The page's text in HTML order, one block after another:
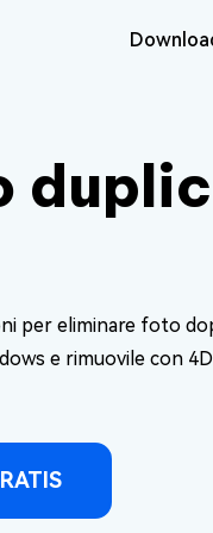
per eliminare foto
e rimuovile con